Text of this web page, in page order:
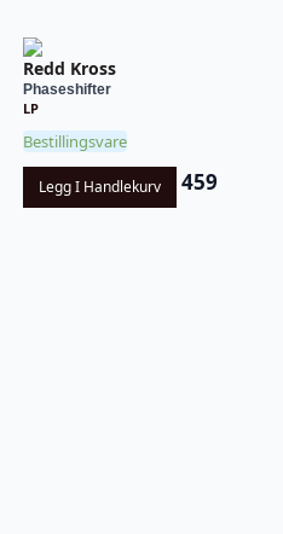
Redd Kross
Phaseshifter
LP
Bestillingsvare
Legg I Handlekurv 459